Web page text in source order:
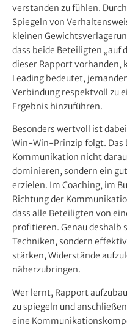
verstanden zu fühlen.
Spiegeln von
kleinen
dass beide Beteiligten „auf
dieser Rapport vorhanden,
Leading bedeutet,
Verbindung respektvoll zu
Ergebnis hinzuführen.
Besonders wertvoll ist
Win-Win-Prinzip folgt. Das
Kommunikation nicht
dominieren, sondern ein
erzielen. Im Coaching, im
Richtung der
dass alle Beteiligten von
profitieren. Genau deshalb
Techniken, sondern
stärken, Widerstände
näherzubringen.
Wer lernt, Rapport
zu spiegeln und
eine